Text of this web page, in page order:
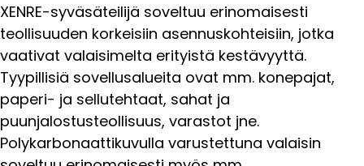
XENRE-syväsäteilijä soveltuu erinomaisesti
teollisuuden korkeisiin asennuskohteisiin, jotka
vaativat valaisimelta erityistä kestävyyttä.
Tyypillisiä sovellusalueita ovat mm. konepajat,
paperi- ja sellutehtaat, sahat ja
puunjalostusteollisuus, varastot jne.
Polykarbonaattikuvulla varustettuna valaisin